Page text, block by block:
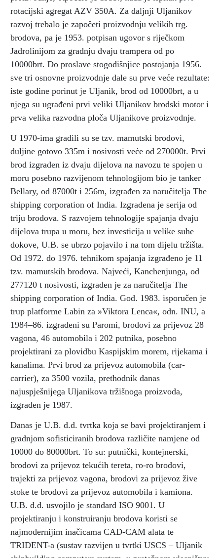
rotacijski agregat AZV 350A. Za daljnji Uljanikov
razvoj trebalo je započeti proizvodnju velikih trg.
brodova, pa je 1953. potpisan ugovor s riječkom
Jadrolinijom za gradnju dvaju trampera od po
10000brt. Do proslave stogodišnjice postojanja 1956.
sve tri osnovne proizvodnje dale su prve veće rezultate:
iste godine porinut je Uljanik, brod od 10000brt, a u
njega su ugrađeni prvi veliki Uljanikov brodski motor i
prva velika razvodna ploča Uljanikove proizvodnje.
U 1970-ima gradili su se tzv. mamutski brodovi,
duljine gotovo 335m i nosivosti veće od 270000t. Prvi
brod izgrađen iz dvaju dijelova na navozu te spojen u
moru posebno razvijenom tehnologijom bio je tanker
Bellary, od 87000t i 256m, izgrađen za naručitelja The
shipping corporation of India. Izgrađena je serija od
triju brodova. S razvojem tehnologije spajanja dvaju
dijelova trupa u moru, bez investicija u velike suhe
dokove, U.B. se ubrzo pojavilo i na tom dijelu tržišta.
Od 1972. do 1976. tehnikom spajanja izgrađeno je 11
tzv. mamutskih brodova. Najveći, Kanchenjunga, od
277120 t nosivosti, izgrađen je za naručitelja The
shipping corporation of India. God. 1983. isporučen je
trup platforme Labin za »Viktora Lenca«, odn. INU, a
1984–86. izgrađeni su Paromi, brodovi za prijevoz 28
vagona, 46 automobila i 202 putnika, posebno
projektirani za plovidbu Kaspijskim morem, rijekama i
kanalima. Prvi brod za prijevoz automobila (car-
carrier), za 3500 vozila, prethodnik danas
najuspješnijega Uljanikova tržišnoga proizvoda,
izgrađen je 1987.
Danas je U.B. d.d. tvrtka koja se bavi projektiranjem i
gradnjom sofisticiranih brodova različite namjene od
10000 do 80000brt. To su: putnički, kontejnerski,
brodovi za prijevoz tekućih tereta, ro-ro brodovi,
trajekti za prijevoz vagona, brodovi za prijevoz žive
stoke te brodovi za prijevoz automobila i kamiona.
U.B. d.d. usvojilo je standard ISO 9001. U
projektiranju i konstruiranju brodova koristi se
najmodernijim inačicama CAD-CAM alata te
TRIDENT-a (sustav razvijen u tvrtki USCS – Uljanik